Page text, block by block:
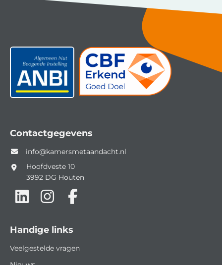
Handige links
Veelgestelde vragen
Contactgegevens
info@kamersmetaandacht.nl
Hoofdveste 10
3992 DG Houten